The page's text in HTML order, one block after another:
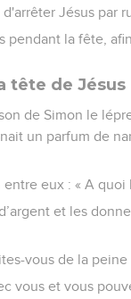
Jésus par
pendant la fête,
tête de Jésus
de Simon le
un parfum de
eux : « A quoi
et les
vous de la
vous et vous